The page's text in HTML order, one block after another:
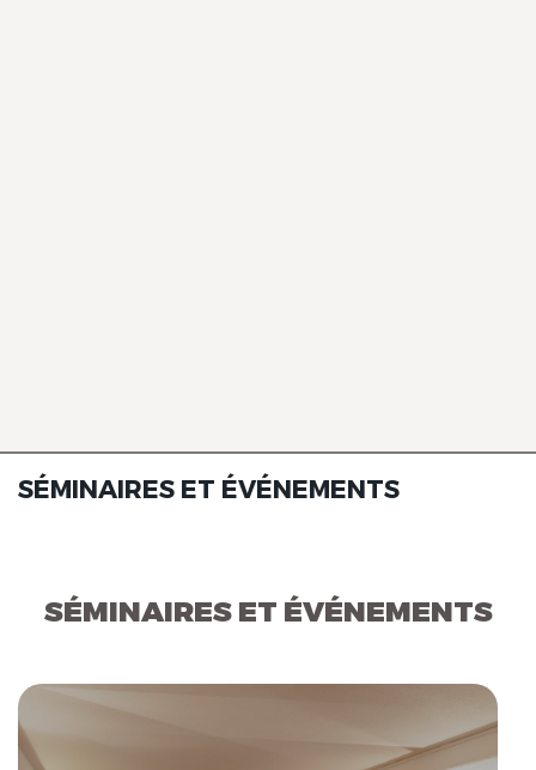
SÉMINAIRES ET ÉVÉNEMENTS
SÉMINAIRES ET ÉVÉNEMENTS